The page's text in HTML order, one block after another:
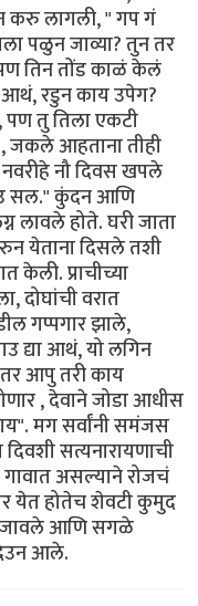
करु लागली, " गप गं
पळुन जाव्या? तुन तर
पण तिन तोंड काळं केलं
रडुन काय उपेग?
पण तु तिला एकटी
जकले आहताना तीही
नौ दिवस खपले
सल." कुंदन आणि
लावले होते. घरी जाता
येताना दिसले तशी
केली. प्राचीच्या
दोघांची वरात
गप्पगार झाले,
द्या आथं, यो लगिन
आपु तरी काय
, देवाने जोडा आधीस
मग सर्वांनी समंजस
सत्यनारायणाची
असल्याने रोजचं
येत होतेच शेवटी कुमुद
आणि सगळे
देउन आले.